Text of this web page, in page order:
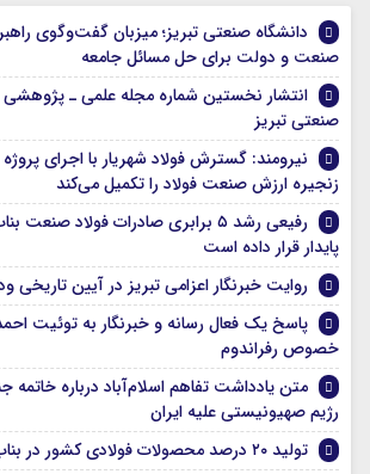
دانشگاه صنعتی تبریز؛ میزبان گفت‌وگوی
صنعت و دولت برای حل مسائل جامعه
انتشار نخستین شماره مجله علمی ـ پژوهشی
صنعتی تبریز
نیرومند: گسترش فولاد شهریار با اجرای
زنجیره ارزش صنعت فولاد را تکمیل می‌کند
رفیعی رشد ۵ برابری صادرات فولاد
پایدار قرار داده است
روایت خبرنگار اعزامی تبریز در آیین تاریخی
پاسخ یک فعال رسانه و خبرنگار به توئیت
خصوص رفراندوم
متن یادداشت تفاهم اسلام‌آباد درباره خاتمه
رژیم صهیونیستی علیه ایران
تولید ۲۰ درصد محصولات فولادی کشور در بناب